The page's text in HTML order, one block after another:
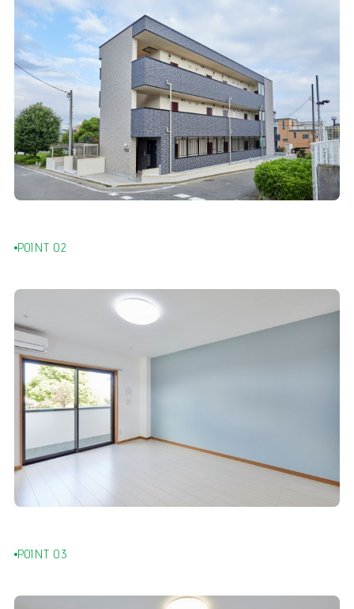
POINT 02
POINT 03